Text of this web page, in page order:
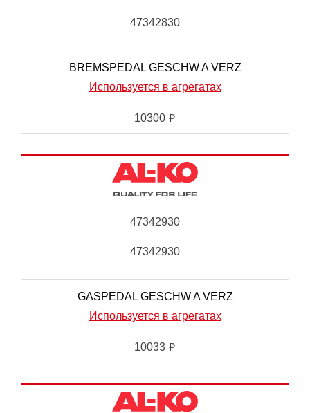
47342830
BREMSPEDAL GESCHW A VERZ
Используется в агрегатах
10300 i
47342930
47342930
GASPEDAL GESCHW A VERZ
Используется в агрегатах
10033 i